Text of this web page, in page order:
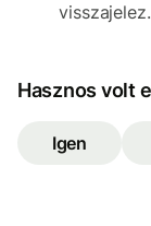
visszajelez.
Hasznos volt
Igen